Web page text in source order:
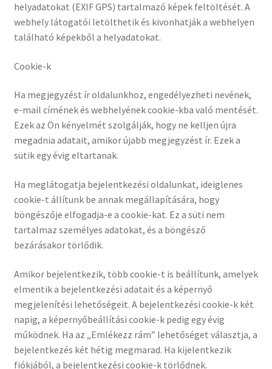
helyadatokat (EXIF GPS) tartalmazó képek feltöltését. A
webhely látogatói letölthetik és kivonhatják a webhelyen
található képekből a helyadatokat.
Cookie-k
Ha megjegyzést ír oldalunkhoz, engedélyezheti nevének,
e-mail címének és webhelyének cookie-kba való mentését.
Ezek az Ön kényelmét szolgálják, hogy ne kelljen újra
megadnia adatait, amikor újabb megjegyzést ír. Ezek a
sütik egy évig eltartanak.
Ha meglátogatja bejelentkezési oldalunkat, ideiglenes
cookie-t állítunk be annak megállapítására, hogy
böngészője elfogadja-e a cookie-kat. Ez a süti nem
tartalmaz személyes adatokat, és a böngésző
bezárásakor törlődik.
Amikor bejelentkezik, több cookie-t is beállítunk, amelyek
elmentik a bejelentkezési adatait és a képernyő
megjelenítési lehetőségeit. A bejelentkezési cookie-k két
napig, a képernyőbeállítási cookie-k pedig egy évig
működnek. Ha az „Emlékezz rám” lehetőséget választja, a
bejelentkezés két hétig megmarad. Ha kijelentkezik
fiókjából, a bejelentkezési cookie-k törlődnek.